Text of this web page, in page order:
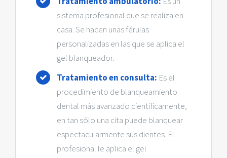
sistema profesional que se realiza en
casa. Se hacen unas férulas
personalizadas en las que se aplica el
gel blanqueador.
Tratamiento en consulta: Es el
procedimiento de blanqueamiento
dental más avanzado científicamente,
en tan sólo una cita puede blanquear
espectacularmente sus dientes. El
profesional le aplica el gel